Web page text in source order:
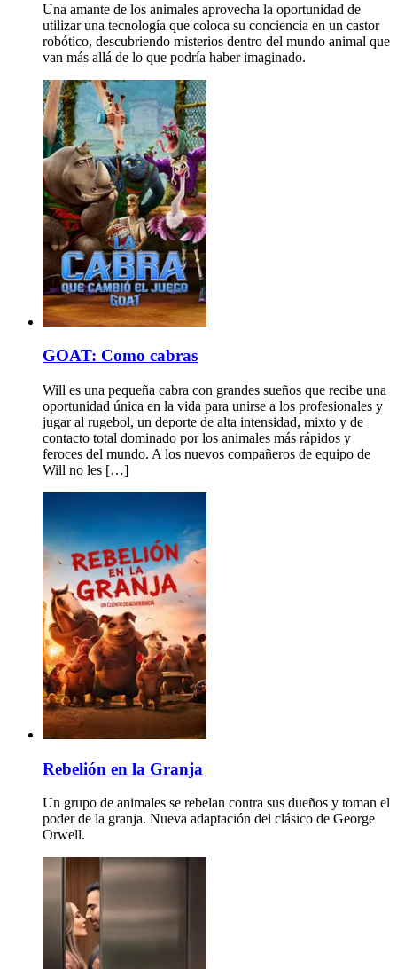
Una amante de los animales aprovecha la oportunidad de
utilizar una tecnología que coloca su conciencia en un castor
robótico, descubriendo misterios dentro del mundo animal que
van más allá de lo que podría haber imaginado.
GOAT: Como cabras
Will es una pequeña cabra con grandes sueños que recibe una
oportunidad única en la vida para unirse a los profesionales y
jugar al rugebol, un deporte de alta intensidad, mixto y de
contacto total dominado por los animales más rápidos y
feroces del mundo. A los nuevos compañeros de equipo de
Will no les […]
Rebelión en la Granja
Un grupo de animales se rebelan contra sus dueños y toman el
poder de la granja. Nueva adaptación del clásico de George
Orwell.